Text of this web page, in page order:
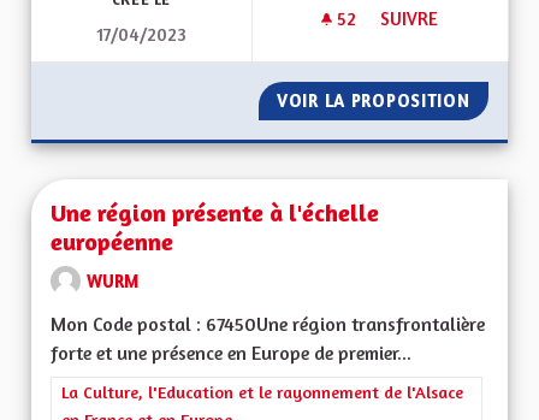
17/04/2023
52 52 ABONNÉS
SUIVRE
VOIR LA PROPOSITION
Une région présente à l'échelle
européenne
WURM
Mon Code postal : 67450Une région transfrontalière
forte et une présence en Europe de premier...
Filtrer les résultats de la catégorie : La Culture, l'Education et
La Culture, l'Education et le rayonnement de l'Alsace